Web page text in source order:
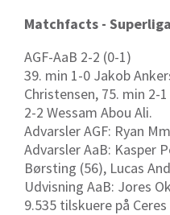
Matchfacts -
AGF-AaB 2-2 (0-1)
39. min 1-0 Jakob
Christensen, 75. min 2-
2-2 Wessam Abou Ali.
Advarsler AGF: Ryan
Advarsler AaB: Kasper
Børsting (56), Lucas
Udvisning AaB: Jores
9.535 tilskuere på Ceres